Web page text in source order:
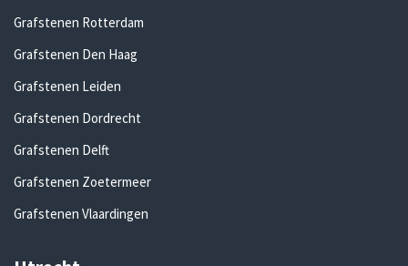
Grafstenen Rotterdam
Grafstenen Den Haag
Grafstenen Leiden
Grafstenen Dordrecht
Grafstenen Delft
Grafstenen Zoetermeer
Grafstenen Vlaardingen